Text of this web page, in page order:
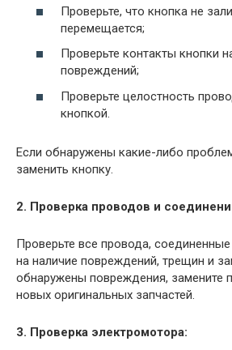
Проверьте, что кнопка не
перемещается;
Проверьте контакты кнопки
повреждений;
Проверьте целостность
кнопкой.
Если обнаружены какие-либо
заменить кнопку.
2. Проверка проводов и
Проверьте все провода,
на наличие повреждений, трещин и
обнаружены повреждения,
новых оригинальных запчастей.
3. Проверка электромотора: